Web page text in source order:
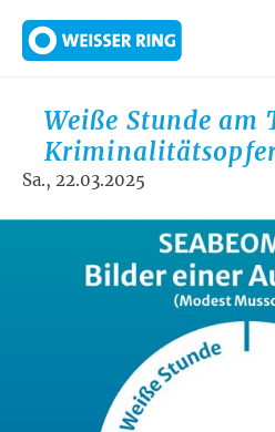
Weiße Stunde am
Sa., 22.03.2025